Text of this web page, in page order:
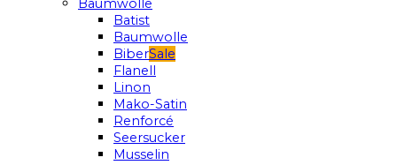
Baumwolle
Batist
Baumwolle
Biber
Flanell
Linon
Mako-Satin
Renforcé
Seersucker
Musselin